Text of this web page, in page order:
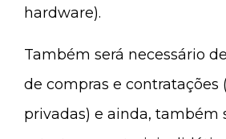
hardware).
Também será necessário
de compras e contratações
privadas) e ainda, também